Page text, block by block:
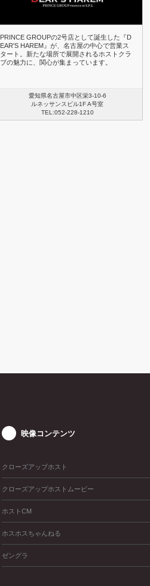
PRINCE GROUPの2号店として誕生した『D
EAR'S HAREM』が、名古屋の中心で営業ス
タート。新たな場所で展開されるホストクラ
ブの魅力に、関心が集まっています。
愛知県名古屋市中区栄3-10-6
ルネッサンスビル1F A号室
TEL:052-228-1210
映像コンテンツ
クローズアップホスト
クローズアップホストムービー
ホストCM
ホスホスちゃんねる
ゼングラ